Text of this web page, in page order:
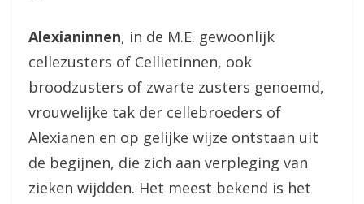
Alexianinnen, in de M.E. gewoonlijk
cellezusters of Cellietinnen, ook
broodzusters of zwarte zusters genoemd,
vrouwelijke tak der cellebroeders of
Alexianen en op gelijke wijze ontstaan uit
de begijnen, die zich aan verpleging van
zieken wijdden. Het meest bekend is het